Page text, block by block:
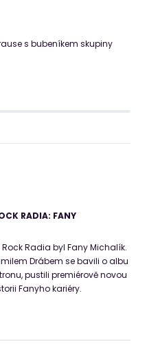
s bubeníkem skupiny
RADIA: FANY
Radia byl Fany Michalík.
Drábem se bavili o albu
pustili premiérově novou
Fanyho kariéry.